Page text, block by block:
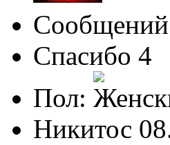
Спасибо 4
Пол:
Никитос